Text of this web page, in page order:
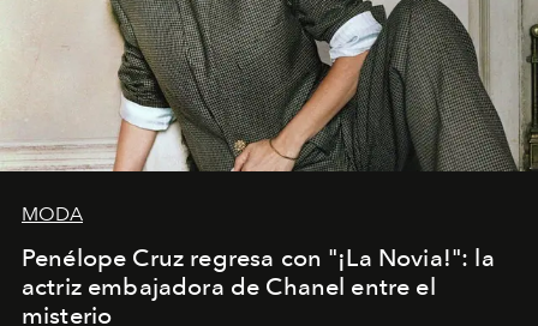
MODA
Penélope Cruz regresa con "¡La Novia!": la
actriz embajadora de Chanel entre el
misterio